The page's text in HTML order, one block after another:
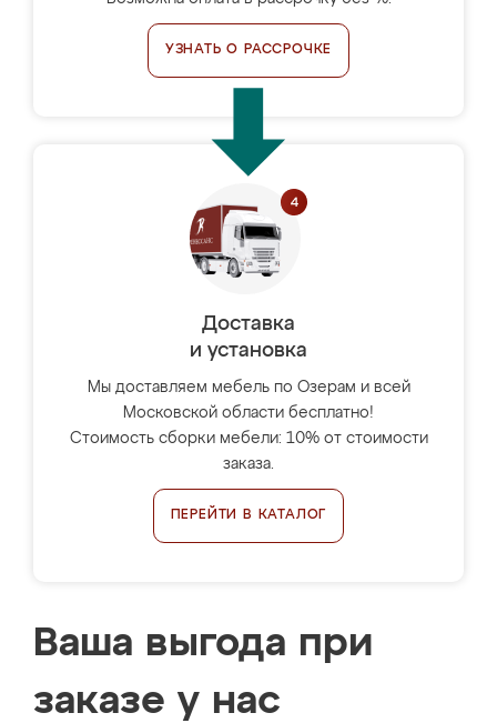
УЗНАТЬ О РАССРОЧКЕ
Доставка
и установка
Мы доставляем мебель по Озерам и всей
Московской области бесплатно!
Стоимость сборки мебели: 10% от стоимости
заказа.
ПЕРЕЙТИ В КАТАЛОГ
Ваша выгода при
заказе у нас